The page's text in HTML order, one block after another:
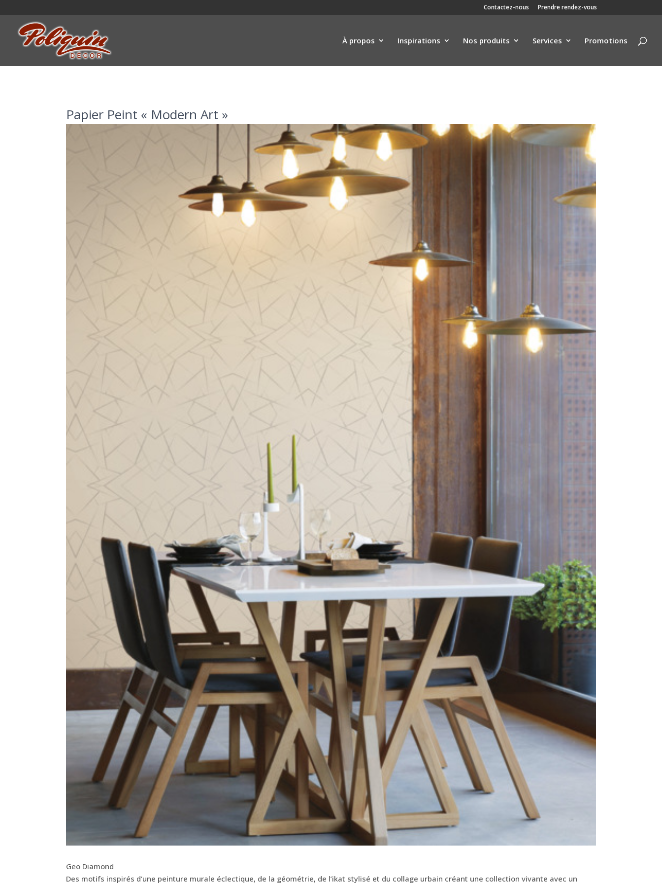
Contactez-nous Prendre rendez-vous
À propos Inspirations Nos produits Services Promotions
Papier Peint « Modern Art »
Geo Diamond
Des motifs inspirés d’une peinture murale éclectique, de la géométrie, de l’ikat stylisé et du collage urbain créant une collection vivante avec un